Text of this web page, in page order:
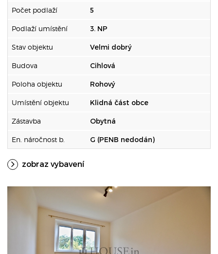
Počet podlaží 5
Podlaží umístění 3. NP
Stav objektu Velmi dobrý
Budova Cihlová
Poloha objektu Rohový
Umístění objektu Klidná část obce
Zástavba Obytná
En. náročnost b. G (PENB nedodán)
zobraz vybavení